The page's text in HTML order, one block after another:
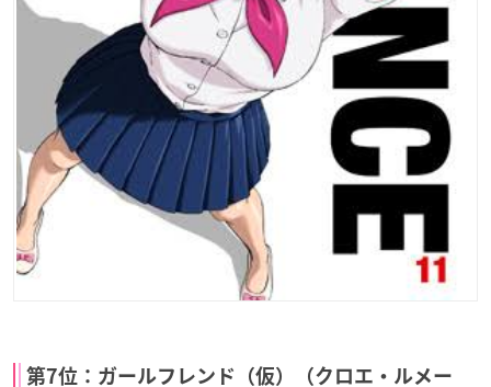
第7位：ガールフレンド（仮）（クロエ・ルメー